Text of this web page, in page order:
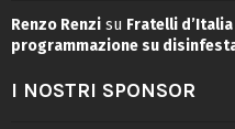
Renzo Renzi su Fratelli
programmazione su
I NOSTRI SPONSOR